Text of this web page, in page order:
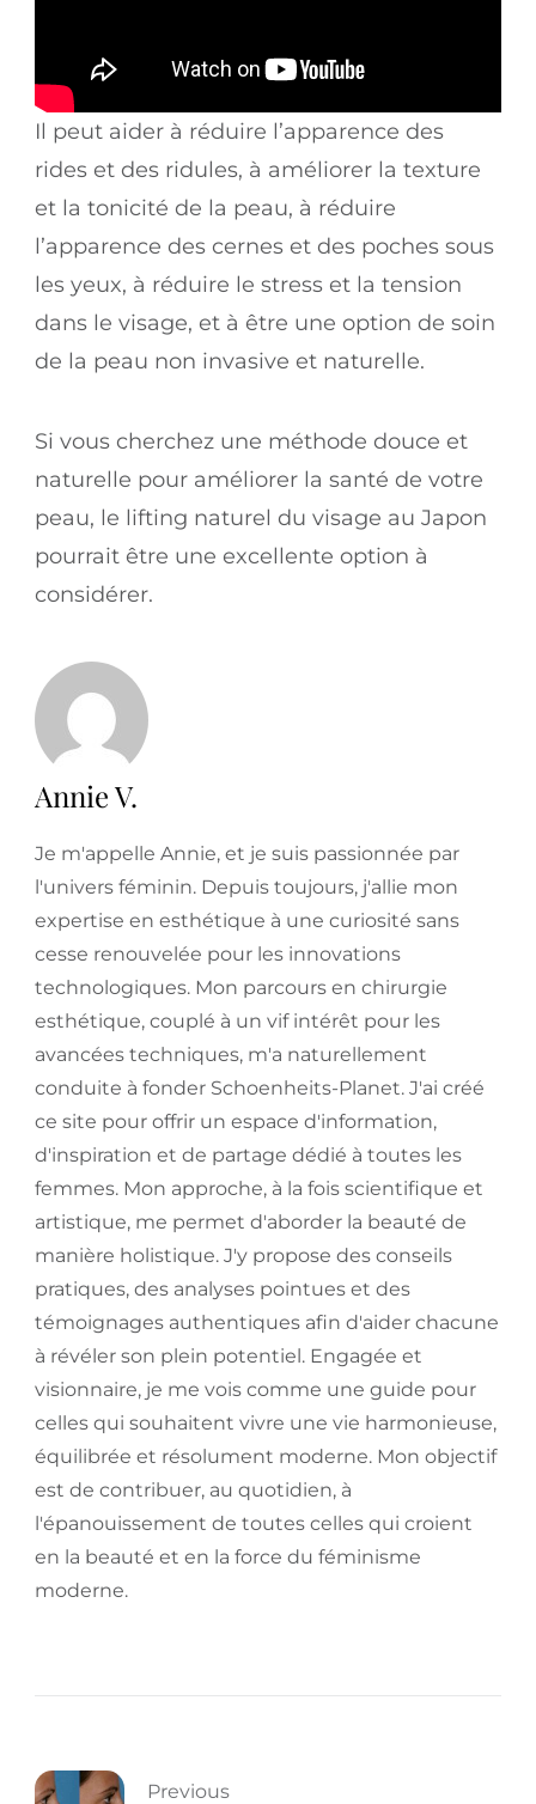
Il peut aider à réduire l’apparence des
rides et des ridules, à améliorer la texture
et la tonicité de la peau, à réduire
l’apparence des cernes et des poches sous
les yeux, à réduire le stress et la tension
dans le visage, et à être une option de soin
de la peau non invasive et naturelle.
Si vous cherchez une méthode douce et
naturelle pour améliorer la santé de votre
peau, le lifting naturel du visage au Japon
pourrait être une excellente option à
considérer.
Annie V.
Je m'appelle Annie, et je suis passionnée par
l'univers féminin. Depuis toujours, j'allie mon
expertise en esthétique à une curiosité sans
cesse renouvelée pour les innovations
technologiques. Mon parcours en chirurgie
esthétique, couplé à un vif intérêt pour les
avancées techniques, m'a naturellement
conduite à fonder Schoenheits-Planet. J'ai créé
ce site pour offrir un espace d'information,
d'inspiration et de partage dédié à toutes les
femmes. Mon approche, à la fois scientifique et
artistique, me permet d'aborder la beauté de
manière holistique. J'y propose des conseils
pratiques, des analyses pointues et des
témoignages authentiques afin d'aider chacune
à révéler son plein potentiel. Engagée et
visionnaire, je me vois comme une guide pour
celles qui souhaitent vivre une vie harmonieuse,
équilibrée et résolument moderne. Mon objectif
est de contribuer, au quotidien, à
l'épanouissement de toutes celles qui croient
en la beauté et en la force du féminisme
moderne.
Previous